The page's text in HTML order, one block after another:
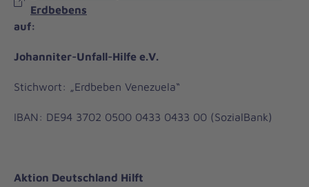
Erdbebens
auf:
Johanniter-Unfall-Hilfe e.V.
Stichwort: „Erdbeben Venezuela“
IBAN: DE94 3702 0500 0433 0433 00 (SozialBank)
Aktion Deutschland Hilft